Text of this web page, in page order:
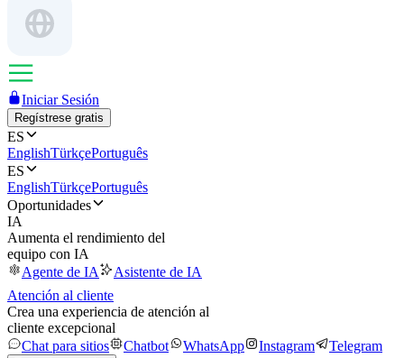
Iniciar Sesión
Regístrese gratis
ES
EnglishTürkçePortuguês
ES
EnglishTürkçePortuguês
Oportunidades
IA
Aumenta el rendimiento del
equipo con IA
Agente de IA
Asistente de IA
Atención al cliente
Crea una experiencia de atención al
cliente excepcional
Chat para sitios
Chatbot WhatsApp Instagram Telegram